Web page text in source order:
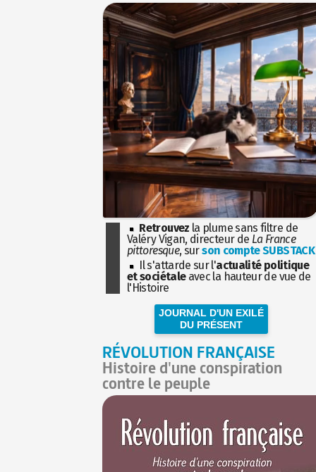
Retrouvez la plume sans filtre de
Valéry Vigan, directeur de La France
pittoresque, surson compte SUBSTACK
Il s'attarde sur l'actualité politique
et sociétaleavec la hauteur de vue de
l'Histoire
JOURNAL D'UN EXILÉ
DU PRÉSENT
RÉVOLUTION FRANÇAISE
Histoire d'une conspiration
contre le peuple